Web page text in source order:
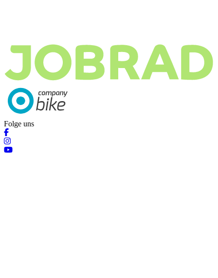
Folge uns